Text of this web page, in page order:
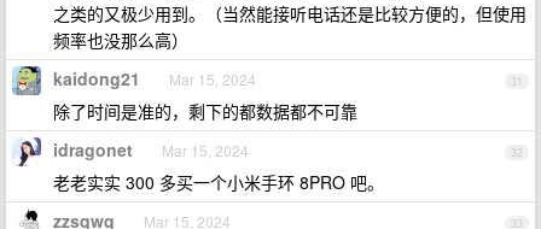
之类的又极少用到。（当然能接听电话还是比较方便的，但使用
频率也没那么高）
31
kaidong21 Mar 15, 2024
除了时间是准的，剩下的都数据都不可靠
32
idragonet Mar 15, 2024
老老实实 300 多买一个小米手环 8PRO 吧。
33
zzsqwq Mar 15, 2024